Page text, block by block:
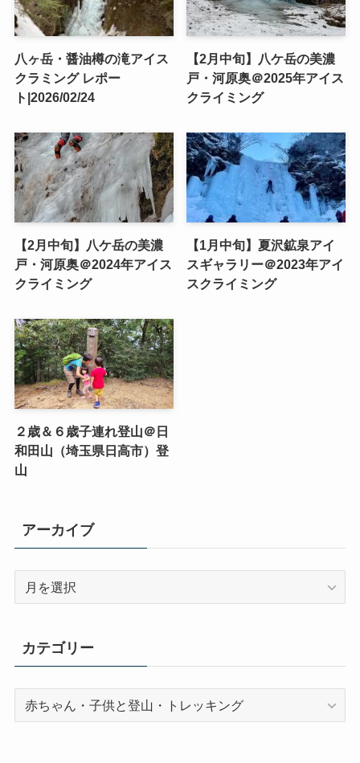
八ヶ岳・醤油樽の滝アイス
クラミング レポー
ト|2026/02/24
【2月中旬】八ケ岳の美濃
戸・河原奥＠2025年アイス
クライミング
【2月中旬】八ケ岳の美濃
戸・河原奥＠2024年アイス
クライミング
【1月中旬】夏沢鉱泉アイ
スギャラリー＠2023年アイ
スクライミング
２歳＆６歳子連れ登山＠日
和田山（埼玉県日高市）登
山
アーカイブ
ブ
カテゴリー